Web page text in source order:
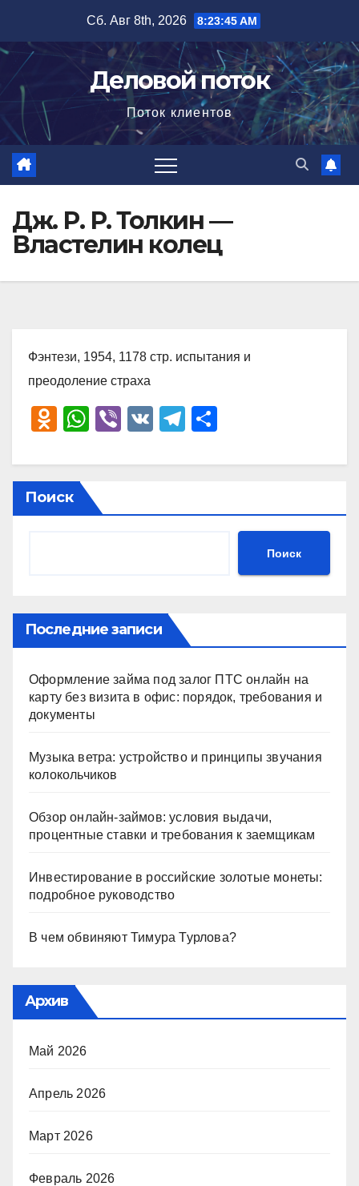
содержимому
Сб. Авг 8th, 2026 8:23:46 AM
Деловой поток
Поток клиентов
Дж. Р. Р. Толкин —
Властелин колец
Фэнтези, 1954, 1178 стр. испытания и
преодоление страха
O
n
o
kl
ki
W
at
s
A
Vi
er
V
T
e
a
р
в
ть
Поиск
Поиск
Последние записи
Оформление займа под залог ПТС онлайн на
карту без визита в офис: порядок, требования и
документы
Музыка ветра: устройство и принципы звучания
колокольчиков
Обзор онлайн-займов: условия выдачи,
процентные ставки и требования к заемщикам
Инвестирование в российские золотые монеты:
подробное руководство
В чем обвиняют Тимура Турлова?
Архив
Май 2026
Апрель 2026
Март 2026
Февраль 2026